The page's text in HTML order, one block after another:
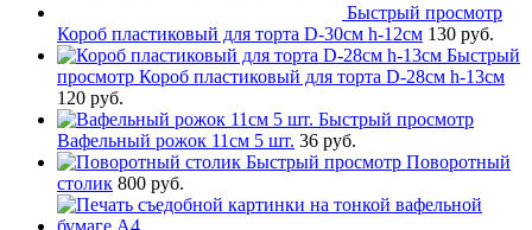
Быстрый просмотр
Короб пластиковый для торта D-30см h-12см 130 руб.
Быстрый
просмотр Короб пластиковый для торта D-28см h-13см
120 руб.
Быстрый просмотр
Вафельный рожок 11см 5 шт. 36 руб.
Быстрый просмотр Поворотный
столик 800 руб.